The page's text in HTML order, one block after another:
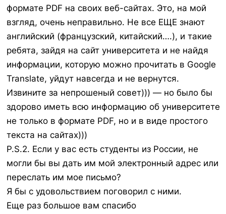
формате PDF на своих веб-сайтах. Это, на мой
взгляд, очень неправильно. Не все ЕЩЕ знают
английский (французский, китайский….), и такие
ребята, зайдя на сайт университета и не найдя
информации, которую можно прочитать в Google
Translate, уйдут навсегда и не вернутся.
Извините за непрошеный совет))) — но было бы
здорово иметь всю информацию об университете
не только в формате PDF, но и в виде простого
текста на сайтах)))
P.S.2. Если у вас есть студенты из России, не
могли бы вы дать им мой электронный адрес или
переслать им мое письмо?
Я бы с удовольствием поговорил с ними.
Еще раз большое вам спасибо